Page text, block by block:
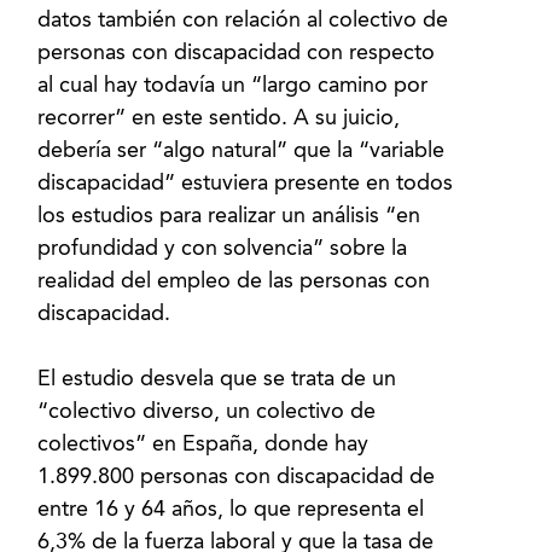
datos también con relación al colectivo de
personas con discapacidad con respecto
al cual hay todavía un “largo camino por
recorrer” en este sentido. A su juicio,
debería ser “algo natural” que la “variable
discapacidad” estuviera presente en todos
los estudios para realizar un análisis “en
profundidad y con solvencia” sobre la
realidad del empleo de las personas con
discapacidad.
El estudio desvela que se trata de un
“colectivo diverso, un colectivo de
colectivos” en España, donde hay
1.899.800 personas con discapacidad de
entre 16 y 64 años, lo que representa el
6,3% de la fuerza laboral y que la tasa de